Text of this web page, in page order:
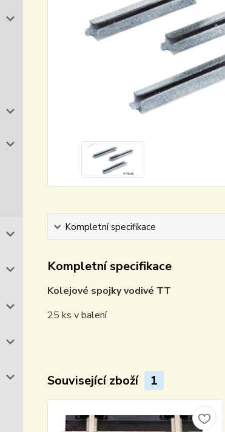
Kompletní specifikace
Kompletní specifikace
Kolejové spojky vodivé TT
25 ks v balení
Související zboží 1